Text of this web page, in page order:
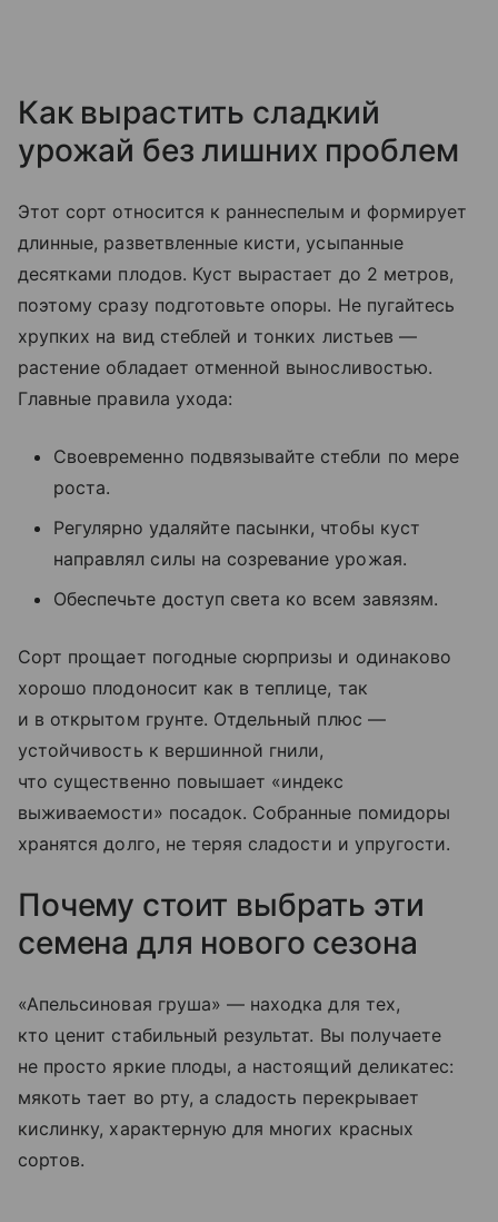
Как вырастить сладкий
урожай без лишних проблем
Этот сорт относится к раннеспелым и формирует
длинные, разветвленные кисти, усыпанные
десятками плодов. Куст вырастает до 2 метров,
поэтому сразу подготовьте опоры. Не пугайтесь
хрупких на вид стеблей и тонких листьев —
растение обладает отменной выносливостью.
Главные правила ухода:
Своевременно подвязывайте стебли по мере
роста.
Регулярно удаляйте пасынки, чтобы куст
направлял силы на созревание урожая.
Обеспечьте доступ света ко всем завязям.
Сорт прощает погодные сюрпризы и одинаково
хорошо плодоносит как в теплице, так
и в открытом грунте. Отдельный плюс —
устойчивость к вершинной гнили,
что существенно повышает «индекс
выживаемости» посадок. Собранные помидоры
хранятся долго, не теряя сладости и упругости.
Почему стоит выбрать эти
семена для нового сезона
«Апельсиновая груша» — находка для тех,
кто ценит стабильный результат. Вы получаете
не просто яркие плоды, а настоящий деликатес:
мякоть тает во рту, а сладость перекрывает
кислинку, характерную для многих красных
сортов.